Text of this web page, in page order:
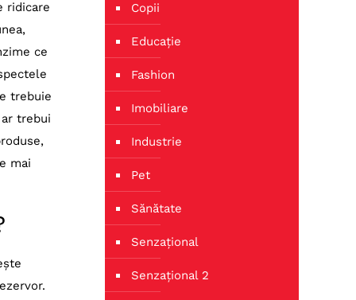
ridicare
ce
trebuie
trebui
mai
Copii
Educație
Fashion
Imobiliare
Industrie
Pet
Sănătate
Senzațional
Senzațional 2